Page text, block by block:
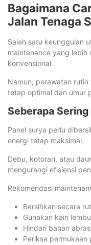
Bagaimana
Jalan Tenaga
Salah satu keunggulan
maintenance yang lebih
konvensional.
Namun, perawatan
tetap optimal dan umur
Seberapa
Panel surya perlu
energi tetap maksimal.
Debu, kotoran, atau
mengurangi efisiensi
Rekomendasi
Bersihkan secara
Gunakan kain
Hindari bahan
Periksa permukaan